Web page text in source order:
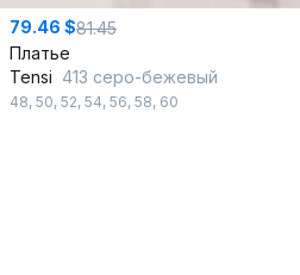
79.46 $81.45
Платье
Tensi 413 серо-бежевый
48, 50, 52, 54, 56, 58, 60